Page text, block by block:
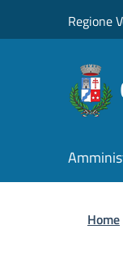
Regione
Home